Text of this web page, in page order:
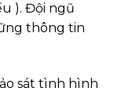
). Đội ngũ
thông tin
sát tình hình